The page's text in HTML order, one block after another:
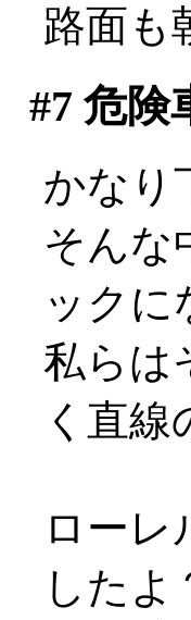
路面も
#7 危険
かなり
そんな
ックに
私らは
く直
ローレ
したよ